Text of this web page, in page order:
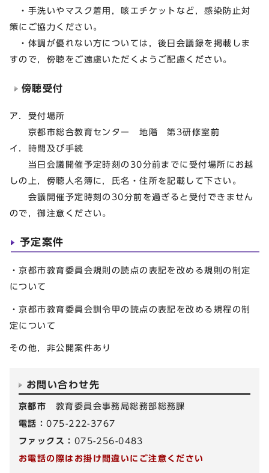
・手洗いやマスク着用，咳エチケットなど，感染防止対
策にご協力ください。
・体調が優れない方については，後日会議録を掲載しま
すので，傍聴をご遠慮いただくようご配慮ください。
傍聴受付
ア．受付場所
京都市総合教育センター 地階 第3研修室前
イ．時間及び手続
当日会議開催予定時刻の30分前までに受付場所にお越
しの上，傍聴人名簿に，氏名・住所を記載して下さい。
会議開催予定時刻の30分前を過ぎると受付できません
ので，御注意ください。
予定案件
・京都市教育委員会規則の読点の表記を改める規則の制定
について
・京都市教育委員会訓令甲の読点の表記を改める規程の制
定について
その他，非公開案件あり
お問い合わせ先
京都市 教育委員会事務局総務部総務課
電話：075-222-3767
ファックス： 075-256-0483
お電話の際はお掛け間違いにご注意ください